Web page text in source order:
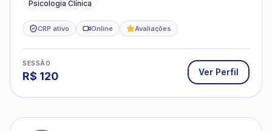
Psicologia Clínica
CRP ativo Online Avaliações
SESSÃO
R$ 120 Ver Perfil